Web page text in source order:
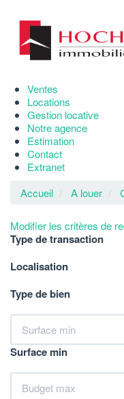
Ventes
Locations
Gestion locative
Notre agence
Estimation
Contact
Extranet
Accueil
A louer
Modifier les critères de
Type de transaction
Localisation
Type de bien
Surface min